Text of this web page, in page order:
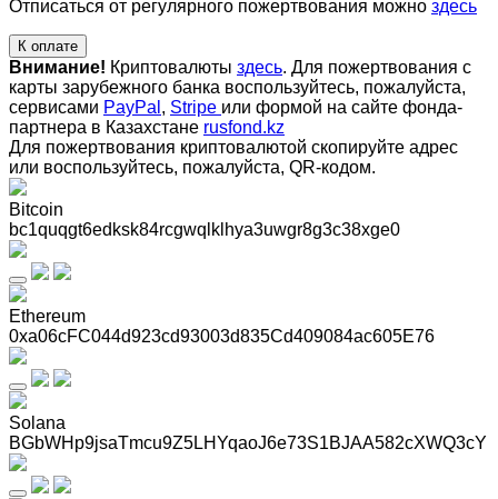
Отписаться от регулярного пожертвования можно здесь
К оплате
Внимание! Криптовалюты здесь. Для пожертвования с
карты зарубежного банка воспользуйтесь, пожалуйста,
сервисами PayPal , Stripe или формой на сайте фонда-
партнера в Казахстане rusfond.kz
Для пожертвования криптовалютой скопируйте адрес
или воспользуйтесь, пожалуйста, QR-кодом.
Bitcoin
bc1quqgt6edksk84rcgwqlklhya3uwgr8g3c38xge0
Ethereum
0xa06cFC044d923cd93003d835Cd409084ac605E76
Solana
BGbWHp9jsaTmcu9Z5LHYqaoJ6e73S1BJAA582cXWQ3cY